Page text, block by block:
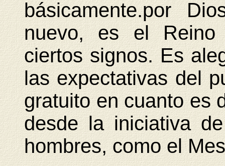
básicamente.por
nuevo, es el Reino
ciertos signos. Es
las expectativas del
gratuito en cuanto es
desde la iniciativa
hombres, como el